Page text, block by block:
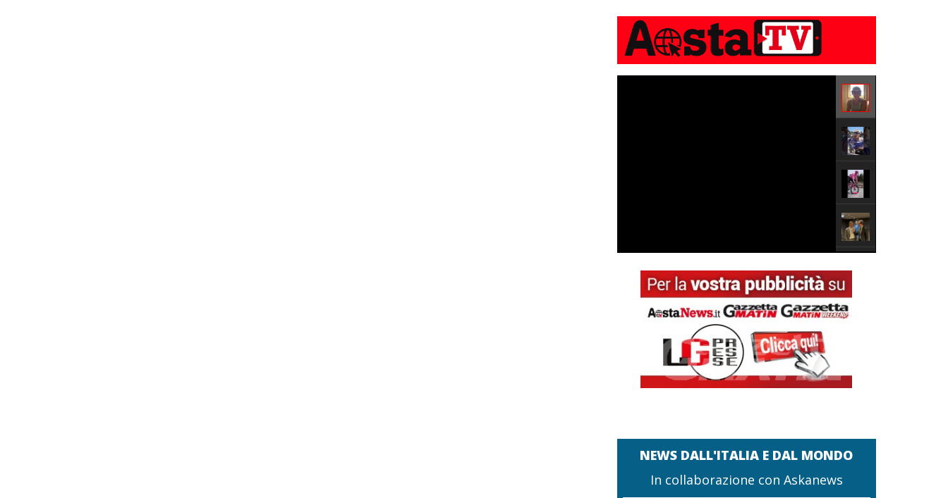
NEWS DALL'ITALIA E DAL MONDO
In collaborazione con Askanews